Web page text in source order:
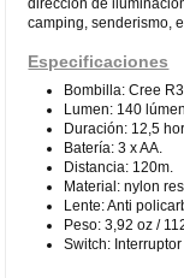
camping, senderismo,
Especificaciones
Bombilla: Cree R3.
Lumen: 140
Duración: 12,5
Batería: 3 x AA.
Distancia: 120m.
Material: nylon
Lente: Anti
Peso: 3,92 oz /
Switch: